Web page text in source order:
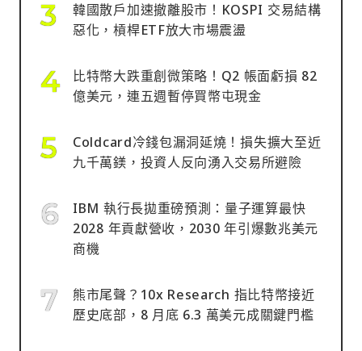
韓國散戶加速撤離股市！KOSPI 交易結構
惡化，槓桿ETF放大市場震盪
比特幣大跌重創微策略！Q2 帳面虧損 82
億美元，連五週暫停買幣屯現金
Coldcard冷錢包漏洞延燒！損失擴大至近
九千萬鎂，投資人反向湧入交易所避險
IBM 執行長拋重磅預測：量子運算最快
2028 年貢獻營收，2030 年引爆數兆美元
商機
熊市尾聲？10x Research 指比特幣接近
歷史底部，8 月底 6.3 萬美元成關鍵門檻